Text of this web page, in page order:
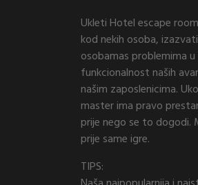
Ukleti Hotel escape
kod nekih osoba,
osobamas problemima
funkcionalnost naših
našim zaposlenicima.
master ima pravo
prije nego se to dogodi.
prije same igre.
TIPS: